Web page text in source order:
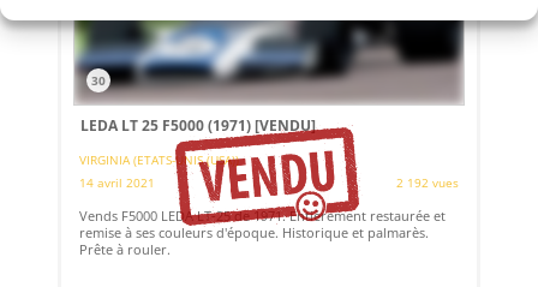
30
LEDA LT 25 F5000 (1971)[VENDU]
VIRGINIA (ETATS-UNIS (USA))
14 avril 2021
2 192 vues
Vends F5000 LEDA LT-25 de 1971. Entièrement restaurée et
remise à ses couleurs d'époque. Historique et palmarès.
Prête à rouler.